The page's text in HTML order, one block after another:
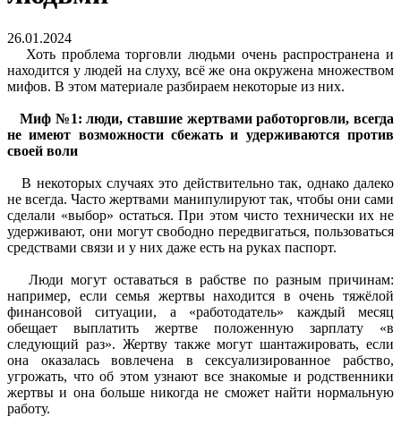
26.01.2024
Хоть проблема торговли людьми очень распространена и
находится у людей на слуху, всё же она окружена множеством
мифов. В этом материале разбираем некоторые из них.
Миф №1: люди, ставшие жертвами работорговли, всегда
не имеют возможности сбежать и удерживаются против
своей воли
В некоторых случаях это действительно так, однако далеко
не всегда. Часто жертвами манипулируют так, чтобы они сами
сделали «выбор» остаться. При этом чисто технически их не
удерживают, они могут свободно передвигаться, пользоваться
средствами связи и у них даже есть на руках паспорт.
Люди могут оставаться в рабстве по разным причинам:
например, если семья жертвы находится в очень тяжёлой
финансовой ситуации, а «работодатель» каждый месяц
обещает выплатить жертве положенную зарплату «в
следующий раз». Жертву также могут шантажировать, если
она оказалась вовлечена в сексуализированное рабство,
угрожать, что об этом узнают все знакомые и родственники
жертвы и она больше никогда не сможет найти нормальную
работу.